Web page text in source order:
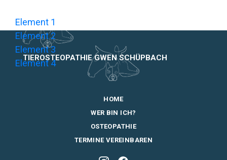
TIEROSTEOPATHIE GWEN SCHÜPBACH
Element 1
Element 2
Element 3
Element 4
HOME
WER BIN ICH?
OSTEOPATHIE
TERMINE VEREINBAREN